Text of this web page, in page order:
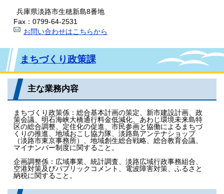
兵庫県淡路市生穂新島8番地
Fax：0799-64-2531
お問い合わせはこちらから
まちづくり政策課
主な業務内容
まちづくり政策係：総合基本計画の策定、新市建設計画、政
策会議、明石海峡大橋通行料金低減化、あわじ環境未来島特
区の総合調整、定住化の促進、市民参画と協働によるまちづ
くりの推進、地域おこし協力隊、淡路島アンテナショップ
（淡路市東京事務所）、地域創生総合戦略、総合教育会議、
マイナンバー制度に関すること。
企画調整係：広域事業、統計調査、淡路広域行政事務組合、
空港対策及びパブリックコメント、電波障害対策、ふるさと
納税に関すること。